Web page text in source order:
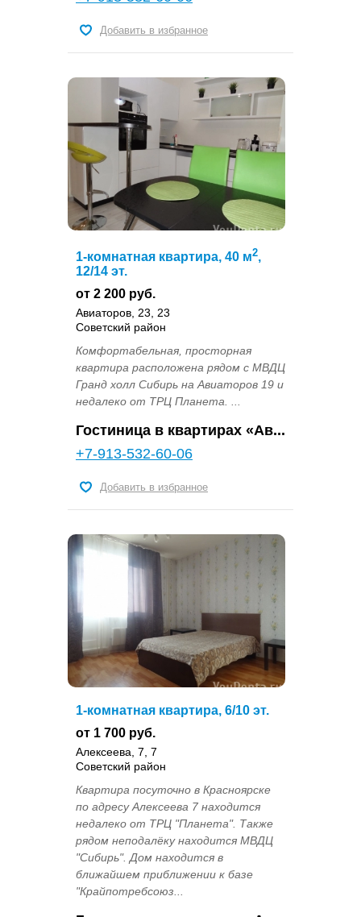
Добавить в избранное
1-комнатная квартира, 40 м2,
12/14 эт.
от 2 200 руб.
Авиаторов, 23, 23
Советский район
Комфортабельная, просторная
квартира расположена рядом с МВДЦ
Гранд холл Сибирь на Авиаторов 19 и
недалеко от ТРЦ Планета. ...
Гостиница в квартирах «Ав...
+7-913-532-60-06
Добавить в избранное
1-комнатная квартира, 6/10 эт.
от 1 700 руб.
Алексеева, 7, 7
Советский район
Квартира посуточно в Красноярске
по адресу Алексеева 7 находится
недалеко от ТРЦ "Планета". Также
рядом неподалёку находится МВДЦ
"Сибирь". Дом находится в
ближайшем приближении к базе
"Крайпотребсоюз...